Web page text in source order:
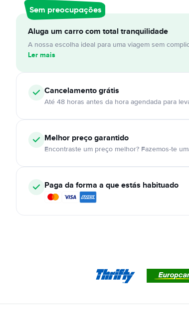
Sem preocupações
Aluga um carro com total tranquilidade
A nossa escolha ideal para uma viagem sem
Ler mais
Cancelamentográtis
Até 48 horas antes da hora agendada para
Melhor preço garantido
Encontraste um preço melhor? Fazemos-te
Paga da forma a que estás habituado